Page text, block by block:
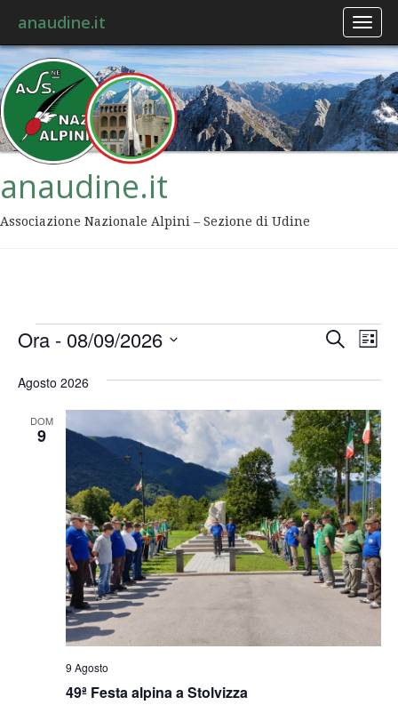
anaudine.it
anaudine.it
Associazione Nazionale Alpini – Sezione di Udine
viste
Cerca
Lista
Ora - 08/09/2026
la
Agosto 2026
DOM
9
49ª Festa alpina a Stolvizza
9 Agosto